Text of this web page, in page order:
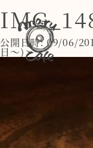
公開日時: 09/06/
日〜)